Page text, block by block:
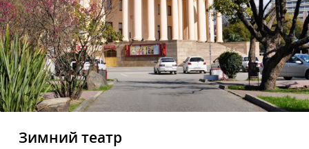
Зимний театр